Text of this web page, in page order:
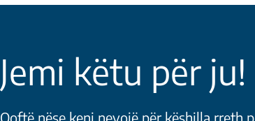
Jemi këtu për ju!
Qoftë nëse keni nevojë për këshilla rreth